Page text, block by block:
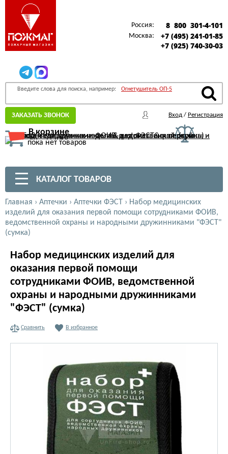
Россия: 8 800 301-4-101
Москва:
+7 (495) 241-01-85
+7 (925) 740-30-03
Введите слова для поиска, например: Огнетушитель ОП-5
ЗАКАЗАТЬ ЗВОНОК Вход / Регистрация
В корзине
пока нет товаров
КАТАЛОГ ТОВАРОВ
Главная › Аптечки › Аптечки ФЭСТ › Набор медицинских
изделий для оказания первой помощи сотрудниками ФОИВ,
ведомственной охраны и народными дружинниками "ФЭСТ"
(сумка)
Набор медицинских изделий для
оказания первой помощи
сотрудниками ФОИВ, ведомственной
охраны и народными дружинниками
"ФЭСТ" (сумка)
Сравнить В избранное